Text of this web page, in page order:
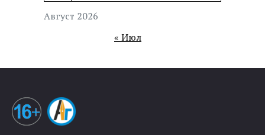
Август 2026
« Июл